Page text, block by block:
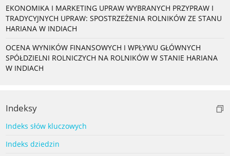
EKONOMIKA I MARKETING UPRAW WYBRANYCH PRZYPRAW I
TRADYCYJNYCH UPRAW: SPOSTRZEŻENIA ROLNIKÓW ZE STANU
HARIANA W INDIACH
OCENA WYNIKÓW FINANSOWYCH I WPŁYWU GŁÓWNYCH
SPÓŁDZIELNI ROLNICZYCH NA ROLNIKÓW W STANIE HARIANA
W INDIACH
Indeksy
Indeks słów kluczowych
Indeks dziedzin